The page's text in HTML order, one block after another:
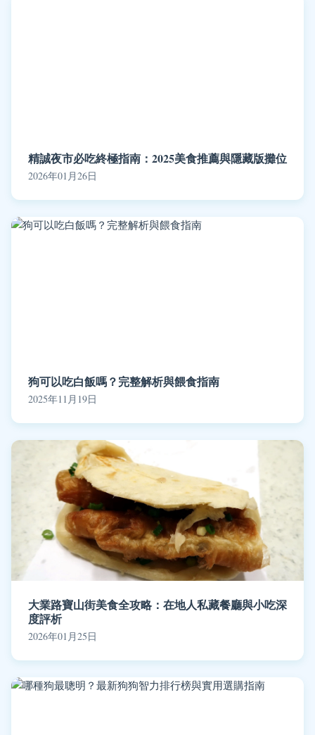
精誠夜市必吃終極指南：2025美食推薦與隱藏版攤位
2026年01月26日
狗可以吃白飯嗎？完整解析與餵食指南
2025年11月19日
大業路寶山街美食全攻略：在地人私藏餐廳與小吃深
度評析
2026年01月25日